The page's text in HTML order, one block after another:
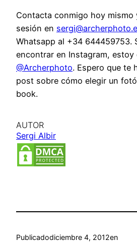
Contacta conmigo hoy mismo
sesión en
Whatsapp al +34 644459753.
encontrar en Instagram, estoy
@Archerphoto. Espero que te
post sobre cómo elegir un
book.
AUTOR
Sergi Albir
Publicadodiciembre 4, 2012en